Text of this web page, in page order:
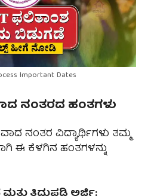
Important Dates
ನಂತರದ ಹಂತಗಳು
ನಂತರ ವಿದ್ಯಾರ್ಥಿಗಳು ತಮ್ಮ
ಈ ಕೆಳಗಿನ ಹಂತಗಳನ್ನು